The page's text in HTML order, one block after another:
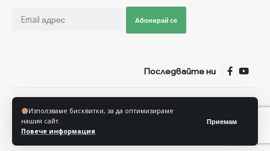
Използваме бисквитки, за да оптимизираме
нашия сайт.
Повече информация
Приемам
Абонирай се
Последвайте ни
© Агрозона © 2011-2025 Всички права запазени
Политика за защита на личните данни